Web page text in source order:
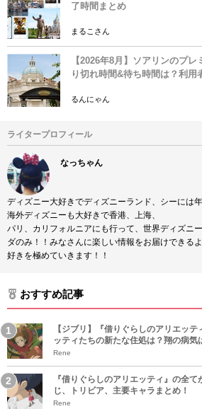
了時間まとめ
まるこさん
【2026年8月】ソアリンのプ
り切れ時間&待ち時間は？利用
るんにゃん
ライタープロフィール
なっちゃん
ディズニー大好きでディズニーランド、シーには
海外ディズニーも大好きで香港、上海、
パリ、カリフォルニアにも行って、世界ディズニ
ダのみ！！みなさんに楽しい情報をお届けできる
好きを極めていきます！！
おすすめ記事
【ジブリ】『借りぐらしのアリエッ
ッティたちの新たな住処は？翔の病気
Rene
『借りぐらしのアリエッティ』の全
じ、トリビア、主要キャラまとめ！
Rene